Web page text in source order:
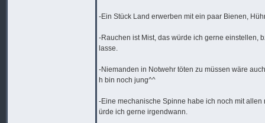
-Ein Stück Land erwerben mit ein paar Bienen,
-Rauchen ist Mist, das würde ich gerne einstellen,
lasse.
-Niemanden in Notwehr töten zu müssen wäre
h bin noch jung^^
-Eine mechanische Spinne habe ich noch mit
ürde ich gerne irgendwann.